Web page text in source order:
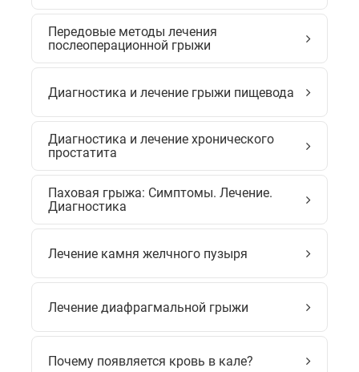
Передовые методы лечения
послеоперационной грыжи
Диагностика и лечение грыжи пищевода
Диагностика и лечение хронического
простатита
Паховая грыжа: Симптомы. Лечение.
Диагностика
Лечение камня желчного пузыря
Лечение диафрагмальной грыжи
Почему появляется кровь в кале?